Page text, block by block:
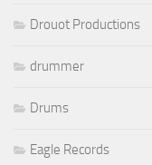
Drouot Productions
drummer
Drums
Eagle Records